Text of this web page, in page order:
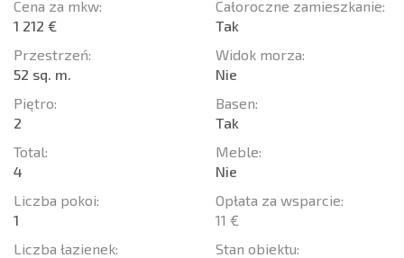
Cena za mkw:
1 212 €
Przestrzeń:
52 sq. m.
Piętro:
2
Total:
4
Liczba pokoi:
1
Liczba łazienek:
Całoroczne zamieszkanie:
Tak
Widok morza:
Nie
Basen:
Tak
Meble:
Nie
Opłata za wsparcie:
11 €
Stan obiektu: